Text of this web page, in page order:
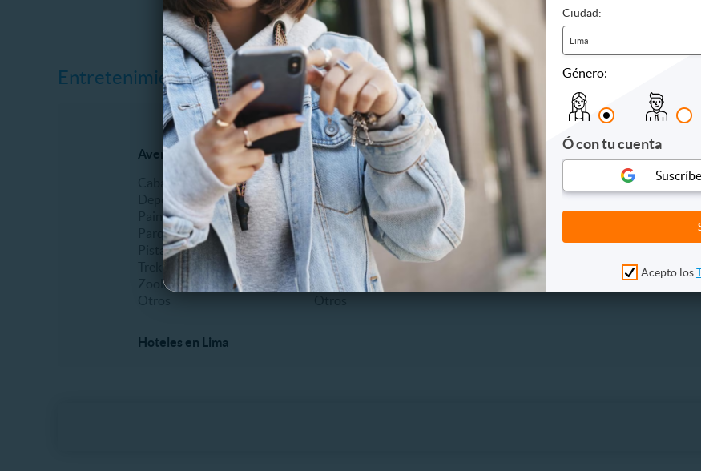
Ciudad:
Lima
Género:
Ó con tu cuenta
Acepto los
Entretenimiento
Aventura y Diversión
Cabalgatas
Deportes extremos
Paintball
Parques de entretenimiento
Pistas de Patinaje
Trekking
Zoológicos
Shows y Entretenimiento
Comidas y bebidas
Fiestas
Humor
Infantiles
Musicales
Recitales y conciertos
Teatro
Otros
Piscinas
Hoteles en Lima